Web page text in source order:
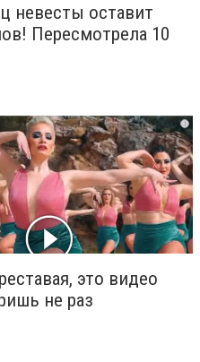
невесты оставит
Пересмотрела 10
i
это видео
не раз